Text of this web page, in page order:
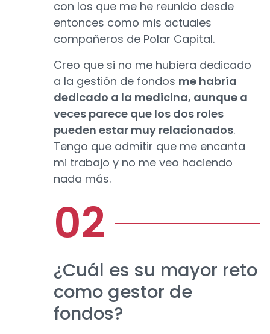
con los que me he reunido desde
entonces como mis actuales
compañeros de Polar Capital.
Creo que si no me hubiera dedicado
a la gestión de fondos me habría
dedicado a la medicina, aunque a
veces parece que los dos roles
pueden estar muy relacionados.
Tengo que admitir que me encanta
mi trabajo y no me veo haciendo
nada más.
¿Cuál es su mayor reto
como gestor de
fondos?